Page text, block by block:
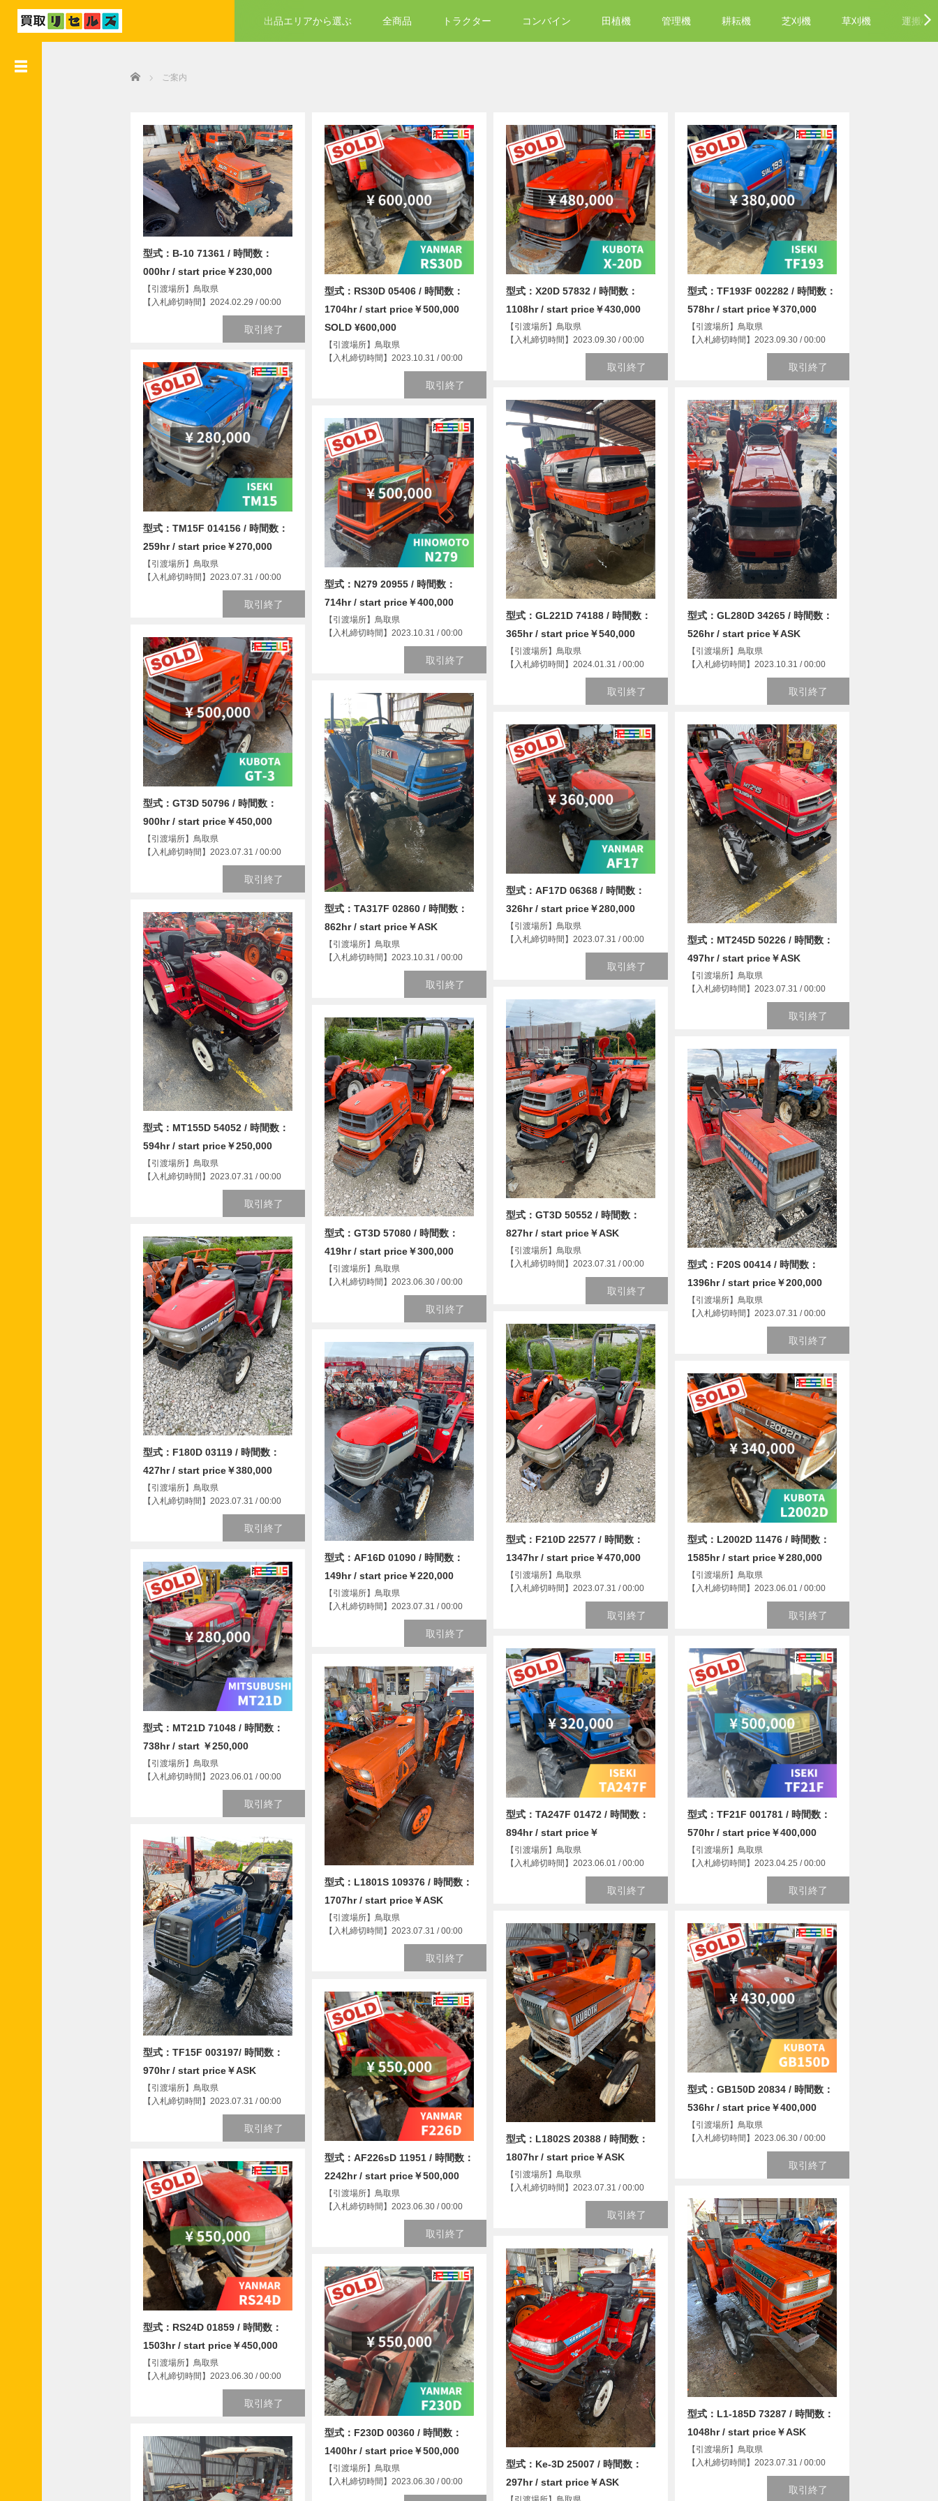
出品エリアから選ぶ 全商品 トラクター コンバイン 田植機 管理機 耕耘機 芝刈機 草刈機 運搬機
Home ご案内
型式：B-10 71361 / 時間数：
000hr / start price￥230,000
【引渡場所】鳥取県
【入札締切時間】2024.02.29 / 00:00
取引終了
型式：RS30D 05406 / 時間数：
1704hr / start price￥500,000
SOLD ¥600,000
【引渡場所】鳥取県
【入札締切時間】2023.10.31 / 00:00
取引終了
型式：X20D 57832 / 時間数：
1108hr / start price￥430,000
【引渡場所】鳥取県
【入札締切時間】2023.09.30 / 00:00
取引終了
型式：TF193F 002282 / 時間数：
578hr / start price￥370,000
【引渡場所】鳥取県
【入札締切時間】2023.09.30 / 00:00
取引終了
型式：TM15F 014156 / 時間数：
259hr / start price￥270,000
【引渡場所】鳥取県
【入札締切時間】2023.07.31 / 00:00
取引終了
型式：GL221D 74188 / 時間数：
365hr / start price￥540,000
【引渡場所】鳥取県
【入札締切時間】2024.01.31 / 00:00
取引終了
型式：GL280D 34265 / 時間数：
526hr / start price￥ASK
【引渡場所】鳥取県
【入札締切時間】2023.10.31 / 00:00
取引終了
型式：N279 20955 / 時間数：
714hr / start price￥400,000
【引渡場所】鳥取県
【入札締切時間】2023.10.31 / 00:00
取引終了
型式：GT3D 50796 / 時間数：
900hr / start price￥450,000
【引渡場所】鳥取県
【入札締切時間】2023.07.31 / 00:00
取引終了
型式：TA317F 02860 / 時間数：
862hr / start price￥ASK
【引渡場所】鳥取県
【入札締切時間】2023.10.31 / 00:00
取引終了
型式：AF17D 06368 / 時間数：
326hr / start price￥280,000
【引渡場所】鳥取県
【入札締切時間】2023.07.31 / 00:00
取引終了
型式：MT245D 50226 / 時間数：
497hr / start price￥ASK
【引渡場所】鳥取県
【入札締切時間】2023.07.31 / 00:00
取引終了
型式：MT155D 54052 / 時間数：
594hr / start price￥250,000
【引渡場所】鳥取県
【入札締切時間】2023.07.31 / 00:00
取引終了
型式：GT3D 50552 / 時間数：
827hr / start price￥ASK
【引渡場所】鳥取県
【入札締切時間】2023.07.31 / 00:00
取引終了
型式：GT3D 57080 / 時間数：
419hr / start price￥300,000
【引渡場所】鳥取県
【入札締切時間】2023.06.30 / 00:00
取引終了
型式：F20S 00414 / 時間数：
1396hr / start price￥200,000
【引渡場所】鳥取県
【入札締切時間】2023.07.31 / 00:00
取引終了
型式：F180D 03119 / 時間数：
427hr / start price￥380,000
【引渡場所】鳥取県
【入札締切時間】2023.07.31 / 00:00
取引終了
型式：F210D 22577 / 時間数：
1347hr / start price￥470,000
【引渡場所】鳥取県
【入札締切時間】2023.07.31 / 00:00
取引終了
型式：AF16D 01090 / 時間数：
149hr / start price￥220,000
【引渡場所】鳥取県
【入札締切時間】2023.07.31 / 00:00
取引終了
型式：L2002D 11476 / 時間数：
1585hr / start price￥280,000
【引渡場所】鳥取県
【入札締切時間】2023.06.01 / 00:00
取引終了
型式：MT21D 71048 / 時間数：
738hr / start ￥250,000
【引渡場所】鳥取県
【入札締切時間】2023.06.01 / 00:00
取引終了
型式：TA247F 01472 / 時間数：
894hr / start price￥
【引渡場所】鳥取県
【入札締切時間】2023.06.01 / 00:00
取引終了
型式：TF21F 001781 / 時間数：
570hr / start price￥400,000
【引渡場所】鳥取県
【入札締切時間】2023.04.25 / 00:00
取引終了
型式：L1801S 109376 / 時間数：
1707hr / start price￥ASK
【引渡場所】鳥取県
【入札締切時間】2023.07.31 / 00:00
取引終了
型式：TF15F 003197/ 時間数：
970hr / start price￥ASK
【引渡場所】鳥取県
【入札締切時間】2023.07.31 / 00:00
取引終了
型式：L1802S 20388 / 時間数：
1807hr / start price￥ASK
【引渡場所】鳥取県
【入札締切時間】2023.07.31 / 00:00
取引終了
型式：GB150D 20834 / 時間数：
536hr / start price￥400,000
【引渡場所】鳥取県
【入札締切時間】2023.06.30 / 00:00
取引終了
型式：AF226sD 11951 / 時間数：
2242hr / start price￥500,000
【引渡場所】鳥取県
【入札締切時間】2023.06.30 / 00:00
取引終了
型式：RS24D 01859 / 時間数：
1503hr / start price￥450,000
【引渡場所】鳥取県
【入札締切時間】2023.06.30 / 00:00
取引終了
型式：L1-185D 73287 / 時間数：
1048hr / start price￥ASK
【引渡場所】鳥取県
【入札締切時間】2023.07.31 / 00:00
取引終了
型式：Ke-3D 25007 / 時間数：
297hr / start price￥ASK
型式：F230D 00360 / 時間数：
1400hr / start price￥500,000
【引渡場所】鳥取県
【入札締切時間】2023.06.30 / 00:00